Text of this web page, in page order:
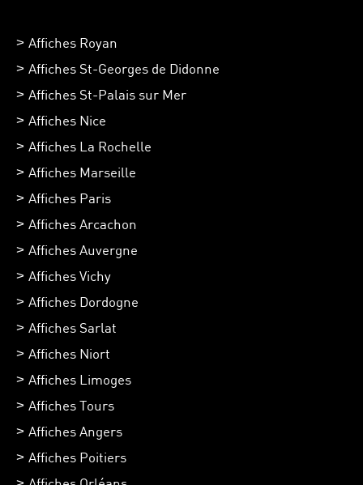
Affiches Royan
Affiches St-Georges de Didonne
Affiches St-Palais sur Mer
Affiches Nice
Affiches La Rochelle
Affiches Marseille
Affiches Paris
Affiches Arcachon
Affiches Auvergne
Affiches Vichy
Affiches Dordogne
Affiches Sarlat
Affiches Niort
Affiches Limoges
Affiches Tours
Affiches Angers
Affiches Poitiers